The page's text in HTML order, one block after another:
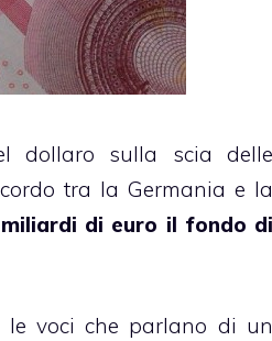
dollaro sulla scia delle
tra la Germania e la
di euro il fondo di
voci che parlano di un